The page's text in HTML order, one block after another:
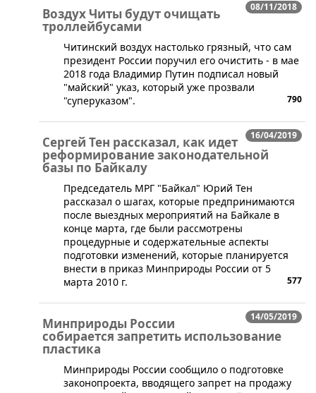
08/11/2018
Воздух Читы будут очищать
троллейбусами
​Читинский воздух настолько грязный, что сам
президент России поручил его очистить - в мае
2018 года Владимир Путин подписал новый
"майский" указ, который уже прозвали
"суперуказом".
790
16/04/2019
Сергей Тен рассказал, как идет
реформирование законодательной
базы по Байкалу
​Председатель МРГ "Байкал" Юрий Тен
рассказал о шагах, которые предпринимаются
после выездных мероприятий на Байкале в
конце марта, где были рассмотрены
процедурные и содержательные аспекты
подготовки изменений, которые планируется
внести в приказ Минприроды России от 5
марта 2010 г.
577
14/05/2019
Минприроды России
собирается запретить использование
пластика
Минприроды России сообщило о подготовке
законопроекта, вводящего запрет на продажу